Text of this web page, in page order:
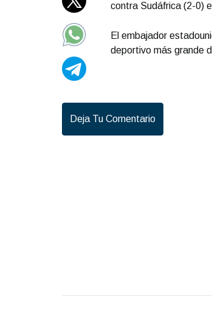
contra Sudáfrica (2-0)
El embajador
deportivo más grande
Deja Tu Comentario